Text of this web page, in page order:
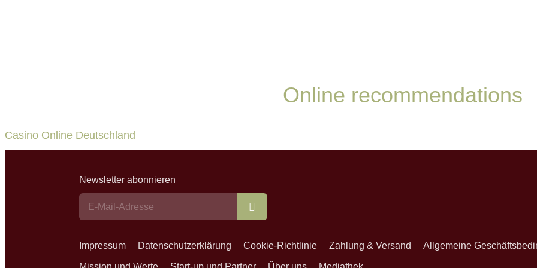
Online recommendations
Casino Online Deutschland
Newsletter abonnieren
Impressum Datenschutzerklärung Cookie-Richtlinie Zahlung & Versand Allgemeine